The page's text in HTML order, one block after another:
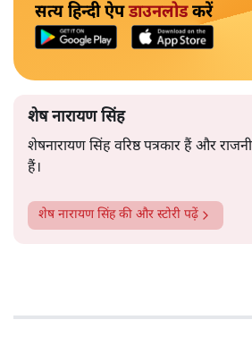
सत्य हिन्दी ऐपडाउनलोडकरें
शेष नारायण सिंह
शेषनारायण सिंह वरिष्ठ पत्रकार हैं और
हैं।
शेष नारायण सिंहकी और स्टोरी पढ़ें